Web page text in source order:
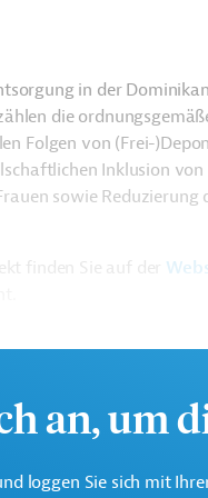
in der
die
Folgen von (Frei-
Inklusion
sowie
finden Sie auf der
an, um
loggen Sie sich mit